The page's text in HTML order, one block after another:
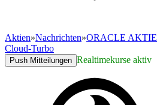
Aktien»Nachrichten»ORACLE AKTIE
Cloud-Turbo
Push Mitteilungen Realtimekurse aktiv